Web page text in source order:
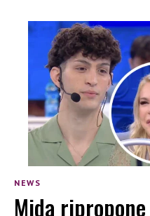
NEWS
Mida